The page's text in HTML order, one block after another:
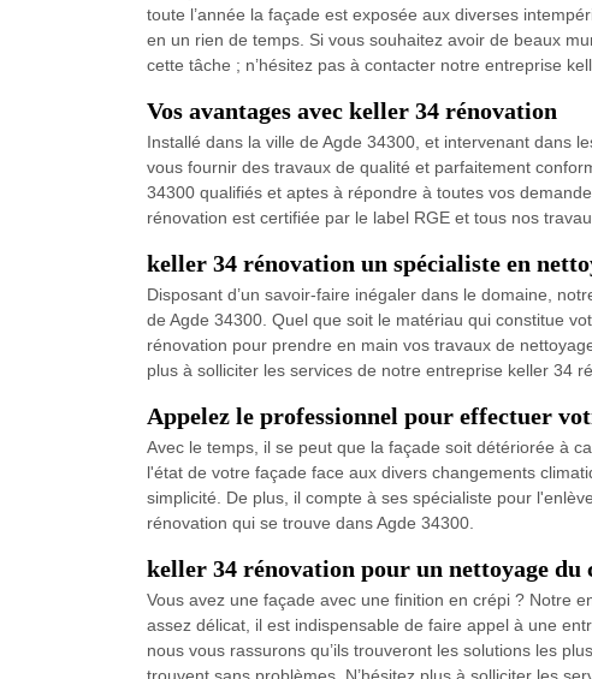
toute l’année la façade est exposée aux diverses
en un rien de temps. Si vous souhaitez avoir de beaux
cette tâche ; n’hésitez pas à contacter notre entreprise
Vos avantages avec keller 34 rénovation
Installé dans la ville de Agde 34300, et intervenant dans
vous fournir des travaux de qualité et parfaitement
34300 qualifiés et aptes à répondre à toutes vos
rénovation est certifiée par le label RGE et tous nos
keller 34 rénovation un spécialiste en
Disposant d’un savoir-faire inégaler dans le domaine,
de Agde 34300. Quel que soit le matériau qui constitue
rénovation pour prendre en main vos travaux de
plus à solliciter les services de notre entreprise keller 34
Appelez le professionnel pour effectuer
Avec le temps, il se peut que la façade soit détériorée à
l'état de votre façade face aux divers changements
simplicité. De plus, il compte à ses spécialiste pour
rénovation qui se trouve dans Agde 34300.
keller 34 rénovation pour un nettoyage du
Vous avez une façade avec une finition en crépi ? Notre
assez délicat, il est indispensable de faire appel à une
nous vous rassurons qu’ils trouveront les solutions les